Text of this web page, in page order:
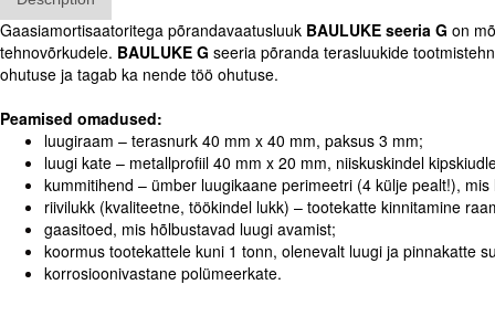
Gaasiamortisaatoritega põrandavaatusluuk BAULUKE seeria G on
tehnovõrkudele. BAULUKE G seeria põranda terasluukide
ohutuse ja tagab ka nende töö ohutuse.
Peamised omadused:
luugiraam – terasnurk 40 mm x 40 mm, paksus 3 mm;
luugi kate – metallprofiil 40 mm x 20 mm, niiskuskindel
kummitihend – ümber luugikaane perimeetri (4 külje pealt!),
riivilukk (kvaliteetne, töökindel lukk) – tootekatte kinnitamine
gaasitoed, mis hõlbustavad luugi avamist;
koormus tootekattele kuni 1 tonn, olenevalt luugi ja pinnakatte
korrosioonivastane polümeerkate.